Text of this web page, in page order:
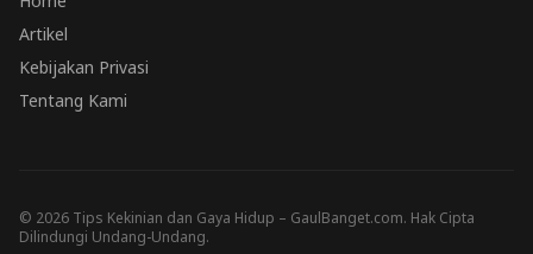
Artikel
Kebijakan Privasi
Tentang Kami
© 2026 Tips Kekinian dan Gaya Hidup – GaulBanget.com. Hak Cipta
Dilindungi Undang-Undang.